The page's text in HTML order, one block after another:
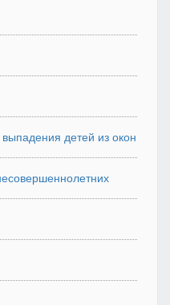
детей из окон